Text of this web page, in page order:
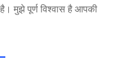
मुझे पूर्ण विश्वास है आपकी